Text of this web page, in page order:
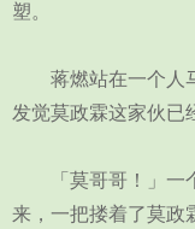
塑。
蒋燃站在一个人马
发觉莫政霖这家伙已
「莫哥哥！」一个
来，一把搂着了莫政